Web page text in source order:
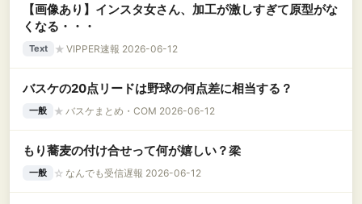
【画像あり】インスタ女さん、加工が激しすぎて原型がな
くなる・・・
Text ★ VIPPER速報 2026-06-12
バスケの20点リードは野球の何点差に相当する？
一般 ★ バスケまとめ・COM 2026-06-12
もり蕎麦の付け合せって何が嬉しい？梁
一般 ☆ なんでも受信遅報 2026-06-12